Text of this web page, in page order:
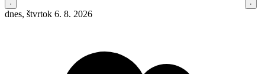
dnes, štvrtok 6. 8. 2026